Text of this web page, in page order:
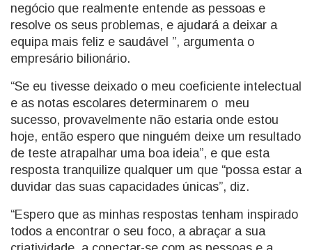
negócio que realmente entende as pessoas e
resolve os seus problemas, e ajudará a deixar a
equipa mais feliz e saudável ”, argumenta o
empresário bilionário.
“Se eu tivesse deixado o meu coeficiente intelectual
e as notas escolares determinarem o meu
sucesso, provavelmente não estaria onde estou
hoje, então espero que ninguém deixe um resultado
de teste atrapalhar uma boa ideia”, e que esta
resposta tranquilize qualquer um que “possa estar a
duvidar das suas capacidades únicas”, diz.
“Espero que as minhas respostas tenham inspirado
todos a encontrar o seu foco, a abraçar a sua